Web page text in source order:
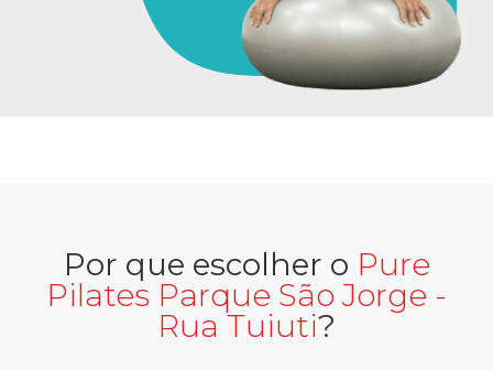
Por que escolher o Pure
Pilates Parque São Jorge -
Rua Tuiuti?